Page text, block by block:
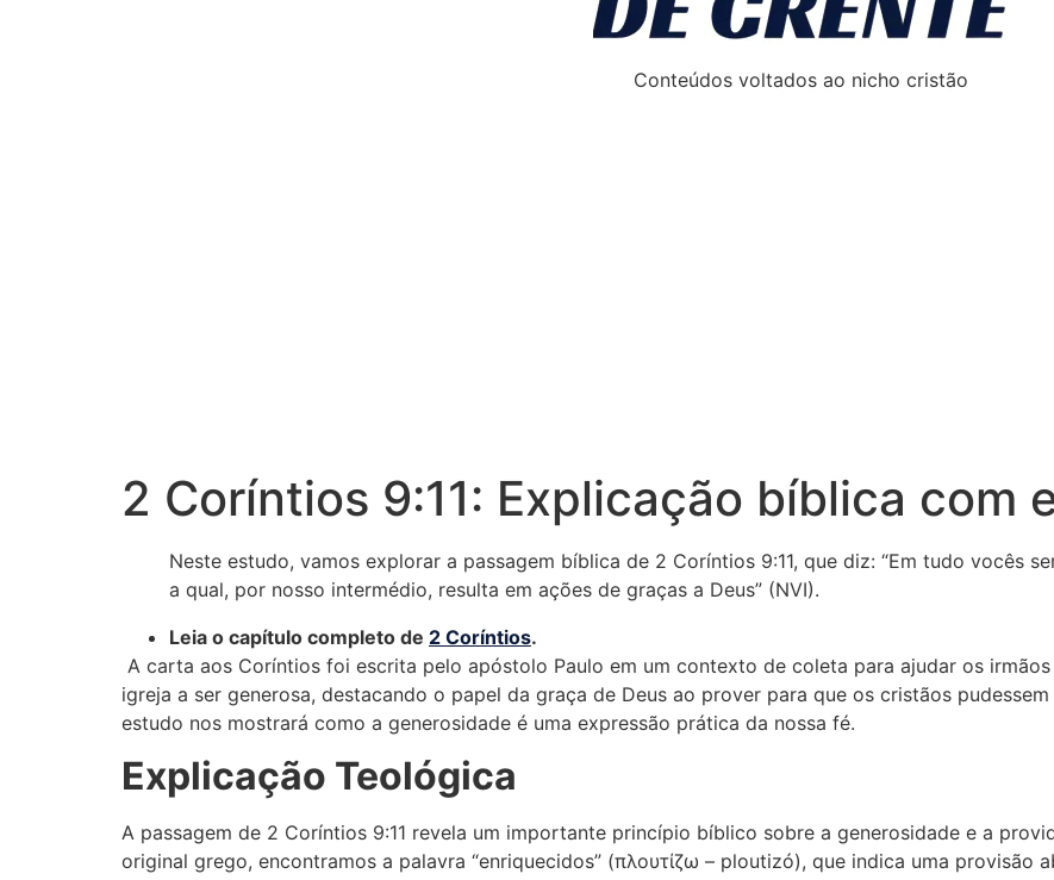
Conteúdos voltados ao nicho cristão
2 Coríntios 9:11: Explicação bíblica com
Neste estudo, vamos explorar a passagem bíblica de 2 Coríntios 9:11, que diz: “Em tudo vocês
a qual, por nosso intermédio, resulta em ações de graças a Deus” (NVI).
Leia o capítulo completo de 2 Coríntios.
A carta aos Coríntios foi escrita pelo apóstolo Paulo em um contexto de coleta para ajudar os
igreja a ser generosa, destacando o papel da graça de Deus ao prover para que os cristãos
estudo nos mostrará como a generosidade é uma expressão prática da nossa fé.
Explicação Teológica
A passagem de 2 Coríntios 9:11 revela um importante princípio bíblico sobre a generosidade e a
original grego, encontramos a palavra “enriquecidos” (πλουτίζω – ploutizó), que indica uma provisão